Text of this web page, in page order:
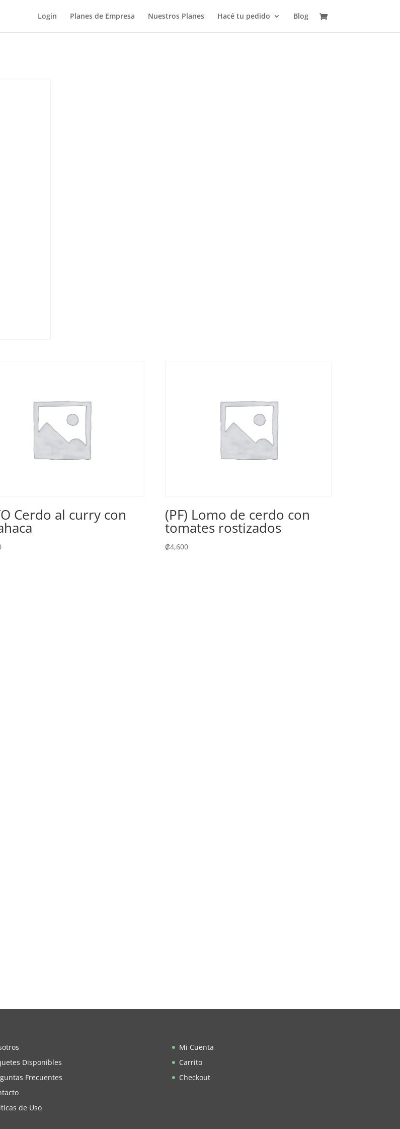
Login Planes de Empresa Nuestros Planes Hacé tu pedido Blog
Cerdo al curry con (PF) Lomo de cerdo con
tomates rostizados
₡4,600
Disponibles
Frecuentes
de Uso
Mi Cuenta
Carrito
Checkout